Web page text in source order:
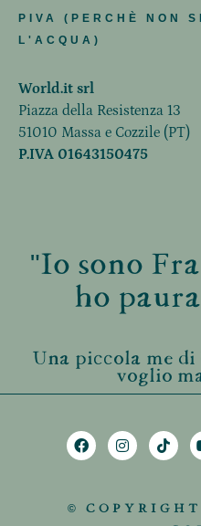
PIVA (PERCHÈ NON
L'ACQUA)
World.it srl
Piazza della Resistenza 13
51010 Massa e Cozzile (PT)
P.IVA 01643150475
"Io sono
ho
Una piccola me
voglio
©